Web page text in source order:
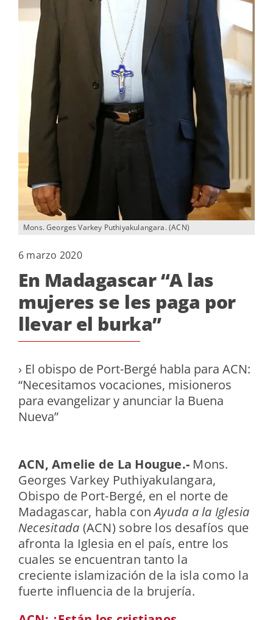
Mons. Georges Varkey Puthiyakulangara. (ACN)
6 marzo 2020
En Madagascar “A las
mujeres se les paga por
llevar el burka”
› El obispo de Port-Bergé habla para ACN:
“Necesitamos vocaciones, misioneros
para evangelizar y anunciar la Buena
Nueva”
ACN, Amelie de La Hougue.- Mons.
Georges Varkey Puthiyakulangara,
Obispo de Port-Bergé, en el norte de
Madagascar, habla conAyuda a la Iglesia
Necesitada (ACN) sobre los desafíos que
afronta la Iglesia en el país, entre los
cuales se encuentran tanto la
creciente islamización de la isla como la
fuerte influencia de la brujería.